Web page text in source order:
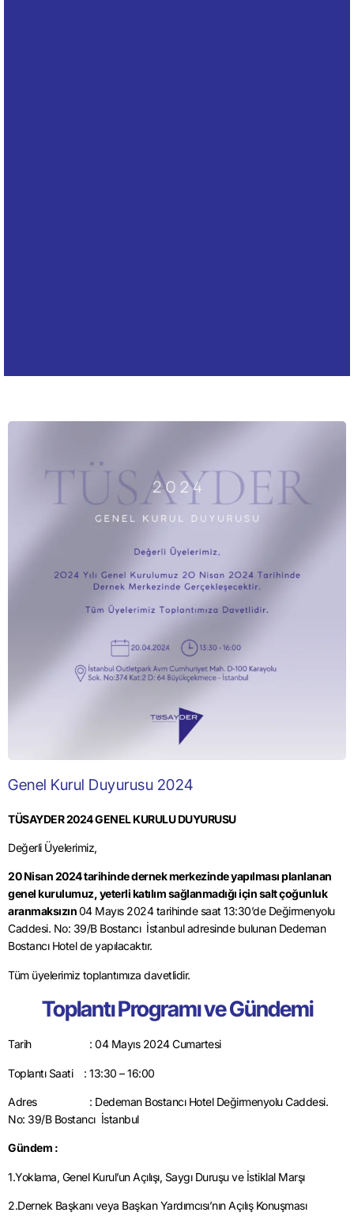
Genel Kurul Duyurusu 2024
TÜSAYDER 2024 GENEL KURULU DUYURUSU
Değerli Üyelerimiz,
20 Nisan 2024 tarihinde dernek merkezinde yapılması planlanan
genel kurulumuz, yeterli katılım sağlanmadığı için salt çoğunluk
aranmaksızın04 Mayıs 2024 tarihinde saat 13:30’de Değirmenyolu
Caddesi. No: 39/B Bostancı İstanbul adresinde bulunan Dedeman
Bostancı Hotel de yapılacaktır.
Tüm üyelerimiz toplantımıza davetlidir.
Toplantı Programı ve Gündemi
Tarih : 04 Mayıs 2024 Cumartesi
Toplantı Saati : 13:30 – 16:00
Adres : Dedeman Bostancı Hotel Değirmenyolu Caddesi.
No: 39/B Bostancı İstanbul
Gündem :
1.Yoklama, Genel Kurul’un Açılışı, Saygı Duruşu ve İstiklal Marşı
2.Dernek Başkanı veya Başkan Yardımcısı’nın Açılış Konuşması